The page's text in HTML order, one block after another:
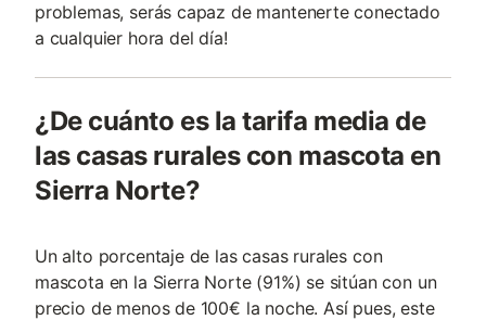
problemas, serás capaz de mantenerte conectado
a cualquier hora del día!
¿De cuánto es la tarifa media de
las casas rurales con mascota en
Sierra Norte?
Un alto porcentaje de las casas rurales con
mascota en la Sierra Norte (91%) se sitúan con un
precio de menos de 100€ la noche. Así pues, este